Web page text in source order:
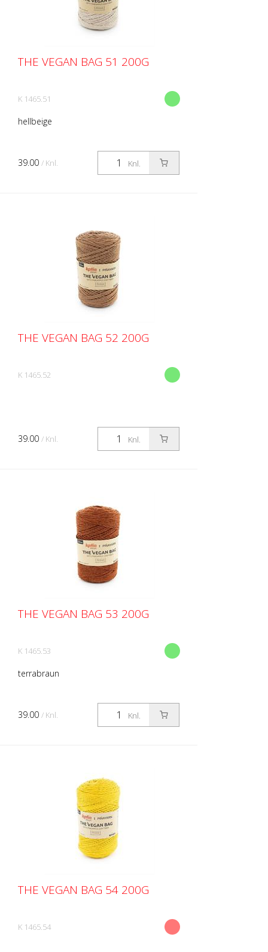
THE VEGAN BAG 51 200G
K 1465.51
hellbeige
Knl.
39.00 / Knl.
THE VEGAN BAG 52 200G
K 1465.52
Knl.
39.00 / Knl.
THE VEGAN BAG 53 200G
K 1465.53
terrabraun
Knl.
39.00 / Knl.
THE VEGAN BAG 54 200G
K 1465.54